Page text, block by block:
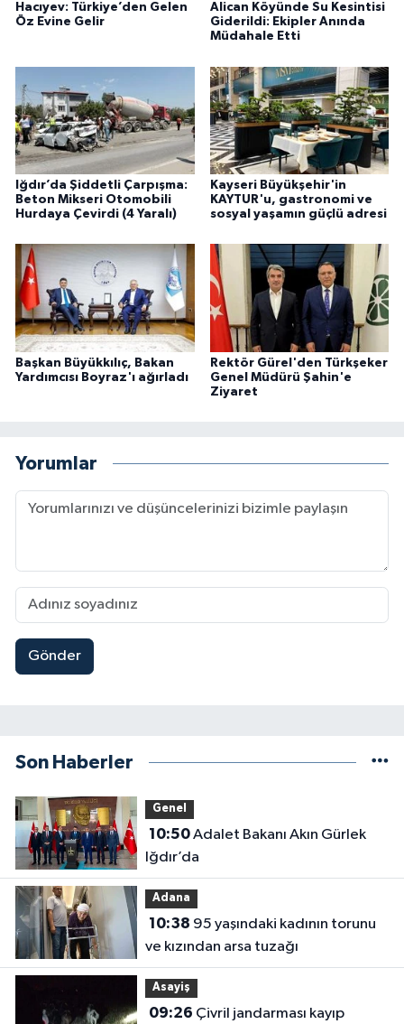
Hacıyev: Türkiye’den Gelen
Öz Evine Gelir
Alican Köyünde Su Kesintisi
Giderildi: Ekipler Anında
Müdahale Etti
Iğdır’da Şiddetli Çarpışma:
Beton Mikseri Otomobili
Hurdaya Çevirdi (4 Yaralı)
Kayseri Büyükşehir'in
KAYTUR'u, gastronomi ve
sosyal yaşamın güçlü adresi
Başkan Büyükkılıç, Bakan
Yardımcısı Boyraz'ı ağırladı
Rektör Gürel'den Türkşeker
Genel Müdürü Şahin'e
Ziyaret
Yorumlar
Gönder
Son Haberler
Genel
10:50Adalet Bakanı Akın Gürlek
Iğdır’da
Adana
10:38
ve kızından arsa tuzağı
Asayiş
09:26